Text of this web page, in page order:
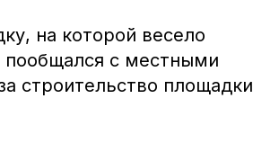
на которой весело
пообщался с местными